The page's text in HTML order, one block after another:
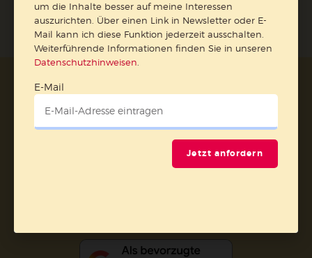
AGB und Widerrufsbelehrung
Vertrag widerrufen
um die Inhalte besser auf meine Interessen
auszurichten. Über einen Link in Newsletter oder E-
Mail kann ich diese Funktion jederzeit ausschalten.
Weiterführende Informationen finden Sie in unseren
Datenschutzhinweisen
E-Mail
Jetzt anfordern